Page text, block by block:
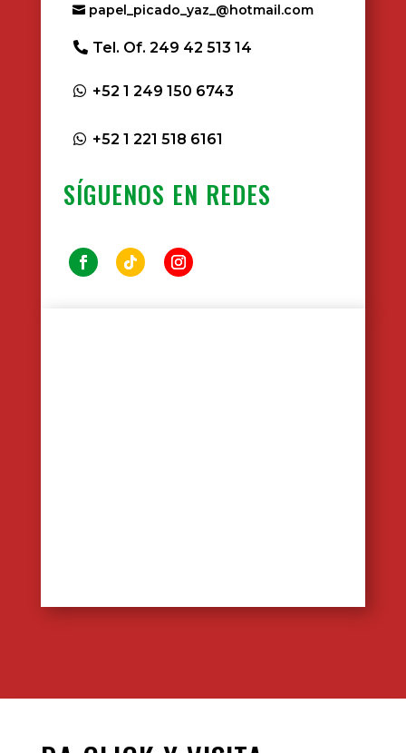
papel_picado_yaz_@hotmail.com
Tel. Of. 249 42 513 14
+52 1 249 150 6743
+52 1 221 518 6161
SÍGUENOS EN REDES